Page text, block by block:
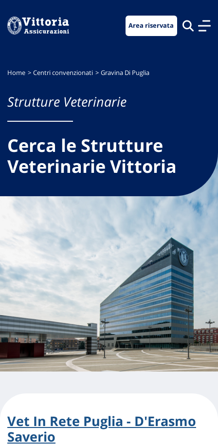
menu
contenuto
footer
Area riservata
Home Centri convenzionati Gravina Di Puglia
Strutture Veterinarie
Cerca le Strutture
Veterinarie Vittoria
Vet In Rete Puglia - D'Erasmo
Saverio